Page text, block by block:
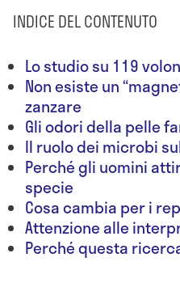
INDICE DEL CONTENUTO
Lo studio su 119
Non esiste un
zanzare
Gli odori della pelle
Il ruolo dei microbi
Perché gli uomini
specie
Cosa cambia per i
Attenzione alle
Perché questa